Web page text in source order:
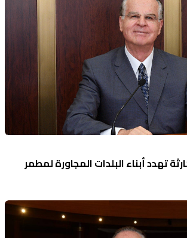
تهدد أبناء البلدات المجاورة لمطمر